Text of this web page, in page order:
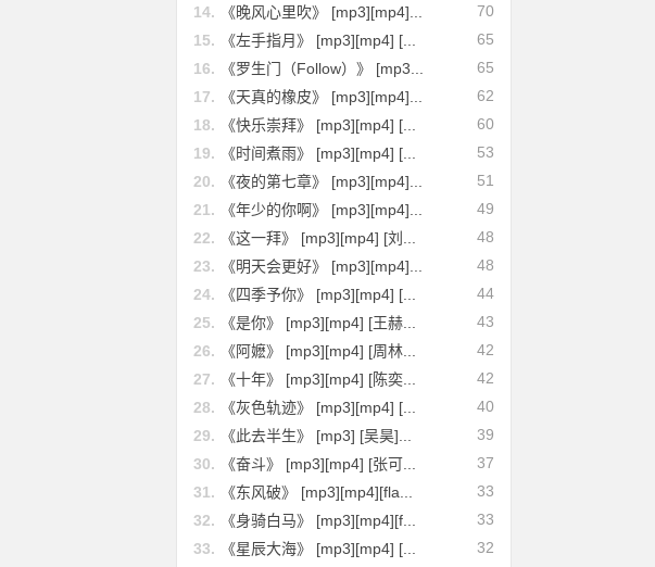
70
14.
《晚风心里吹》 [mp3][mp4]...
65
15.
《左手指月》 [mp3][mp4] [...
65
16.
《罗生门（Follow）》 [mp3...
62
17.
《天真的橡皮》 [mp3][mp4]...
60
18.
《快乐崇拜》 [mp3][mp4] [...
53
19.
《时间煮雨》 [mp3][mp4] [...
51
20.
《夜的第七章》 [mp3][mp4]...
49
21.
《年少的你啊》 [mp3][mp4]...
48
22.
《这一拜》 [mp3][mp4] [刘...
48
23.
《明天会更好》 [mp3][mp4]...
44
24.
《四季予你》 [mp3][mp4] [...
43
25.
《是你》 [mp3][mp4] [王赫...
42
26.
《阿嬷》 [mp3][mp4] [周林...
42
27.
《十年》 [mp3][mp4] [陈奕...
40
28.
《灰色轨迹》 [mp3][mp4] [...
39
29.
《此去半生》 [mp3] [吴昊]...
37
30.
《奋斗》 [mp3][mp4] [张可...
33
31.
《东风破》 [mp3][mp4][fla...
33
32.
《身骑白马》 [mp3][mp4][f...
32
33. 《星辰大海》 [mp3][mp4] [...